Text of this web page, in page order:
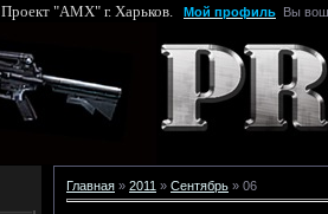
Проект "AMX" г. Харьков. Мой профиль Вы
Главная » 2011 » Сентябрь » 06